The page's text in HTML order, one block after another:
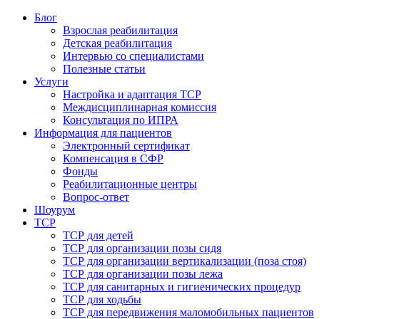
Блог
Взрослая реабилитация
Детская реабилитация
Интервью со специалистами
Полезные статьи
Услуги
Настройка и адаптация ТСР
Междисциплинарная комиссия
Консультация по ИПРА
Информация для пациентов
Электронный сертификат
Компенсация в СФР
Фонды
Реабилитационные центры
Вопрос-ответ
Шоурум
ТСР
ТСР для детей
ТСР для организации позы сидя
ТСР для организации вертикализации (поза стоя)
ТСР для организации позы лежа
ТСР для санитарных и гигиенических процедур
ТСР для ходьбы
ТСР для передвижения маломобильных пациентов